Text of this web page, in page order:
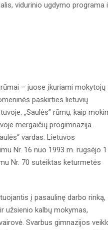
vidurinio ugdymo programa
– juose įkuriami mokytojų
paskirties lietuvių
„Saulės” rūmų, kaip
mergaičių progimnazija.
vardas. Lietuvos
Nr. 16 nuo 1993 m. rugsėjo 1
Nr. 70 suteiktas keturmetės
į pasaulinę darbo rinką,
užsienio kalbų mokymas,
Svarbus gimnazijos